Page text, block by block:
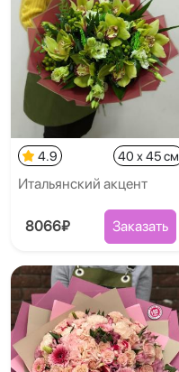
4.9 40 x 45 см
Итальянский акцент
8066₽ Заказать